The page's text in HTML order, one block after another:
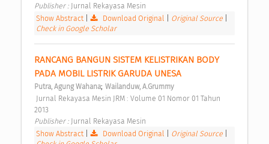
Publisher : Jurnal Rekayasa Mesin
Show Abstract| Download Original Original Source
Check in Google Scholar
RANCANG BANGUN SISTEM KELISTRIKAN BODY
PADA MOBIL LISTRIK GARUDA UNESA
Putra, Agung Wahana; Wailanduw, A.Grummy
2013
Publisher : Jurnal Rekayasa Mesin
Show Abstract| Download Original Original Source